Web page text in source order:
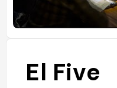
El Five